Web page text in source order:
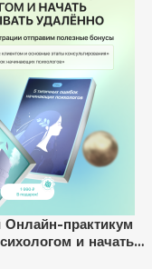
практикум
и начать